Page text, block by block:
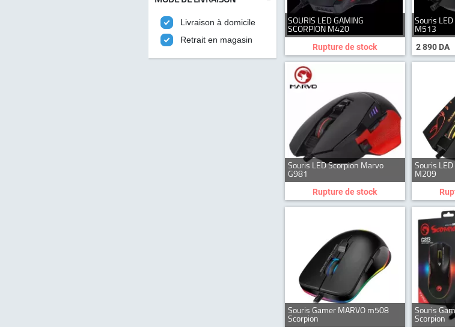
Livraison à domicile
Retrait en magasin
SOURIS LED GAMING
SCORPION M420
Rupture de stock
Souris
M513
2 890 DA
Souris LED Scorpion Marvo
G981
Rupture de stock
Souris
M209
Souris Gamer MARVO m508
Scorpion
Souris
Scorpion